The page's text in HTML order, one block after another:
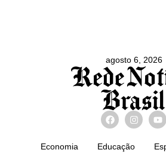
agosto 6, 2026
Economia Educação